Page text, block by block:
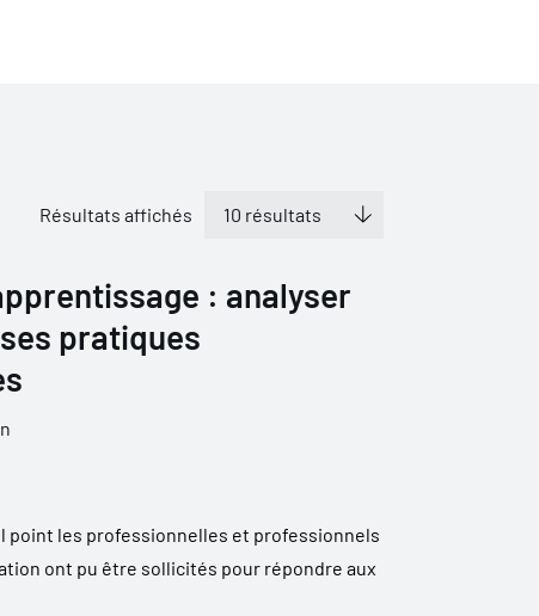
Résultats affichés
: analyser
pratiques
point les professionnelles et professionnels
ont pu être sollicités pour répondre aux